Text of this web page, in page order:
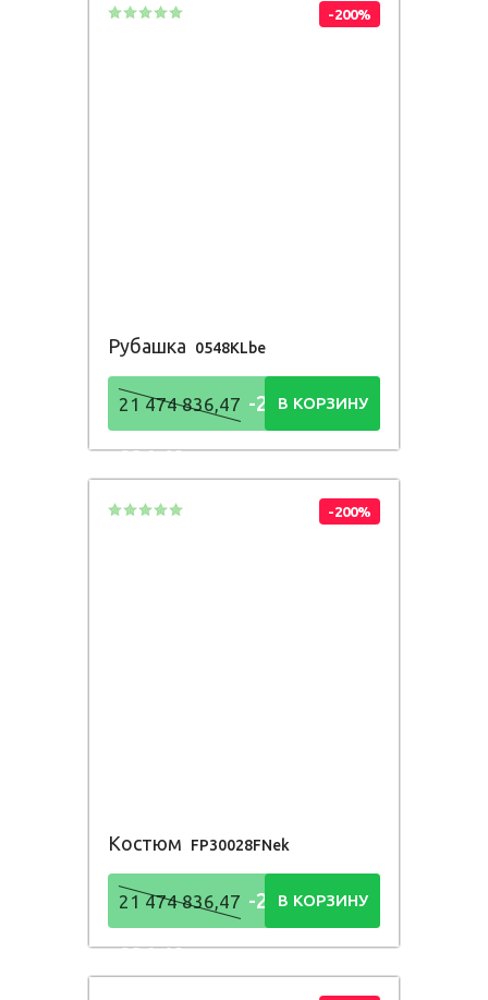
-200%
Рубашка 0548KLbe
21 474 836,47 -21 474
836,48Р
В КОРЗИНУ
-200%
Костюм FP30028FNek
21 474 836,47 -21 474
836,48Р
В КОРЗИНУ